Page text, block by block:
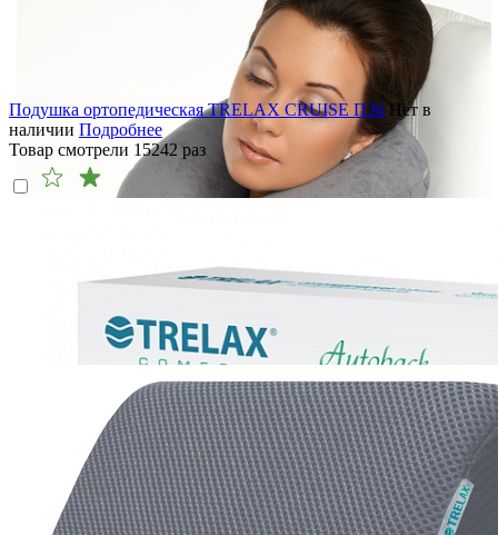
Подушка ортопедическая TRELAX CRUISE П36 Нет в
наличии Подробнее
Товар смотрели 15242 раз